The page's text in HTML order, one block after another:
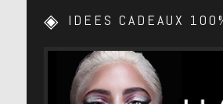
IDEES CADEAUX